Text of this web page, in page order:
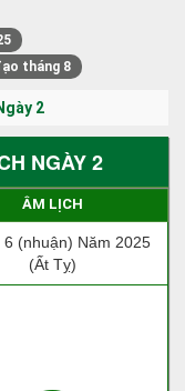
tháng 8
2
NGÀY 2
ÂM LỊCH
6 (nhuận) Năm 2025
(Ất Tỵ)